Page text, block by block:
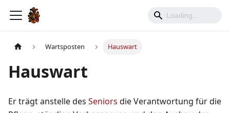
Wartsposten Hauswart
Hauswart
Er trägt anstelle des Seniors die Verantwortung für die